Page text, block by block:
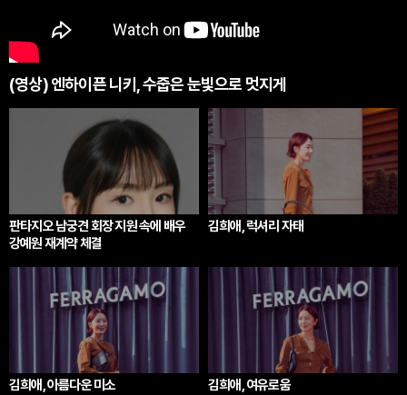
(영상) 엔하이픈 니키, 수줍은 눈빛으로 멋지게
판타지오 남궁견 회장 지원 속에 배우
강예원 재계약 체결
김희애, 럭셔리 자태
김희애, 아름다운 미소 김희애, 여유로움